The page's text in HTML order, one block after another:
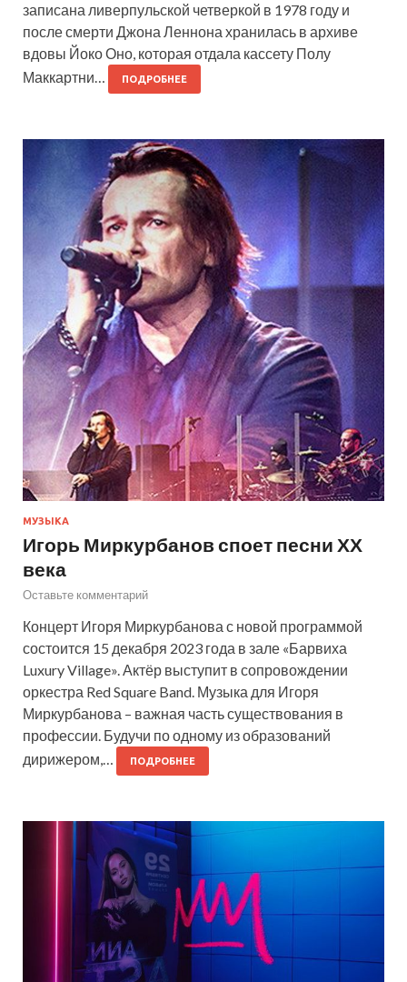
записана ливерпульской четверкой в 1978 году и
после смерти Джона Леннона хранилась в архиве
вдовы Йоко Оно, которая отдала кассету Полу
Маккартни…
ПОДРОБНЕЕ
МУЗЫКА
Игорь Миркурбанов споет песни ХХ
века
Оставьте комментарий
Концерт Игоря Миркурбанова с новой программой
состоится 15 декабря 2023 года в зале «Барвиха
Luxury Village». Актёр выступит в сопровождении
оркестра Red Square Band. Музыка для Игоря
Миркурбанова – важная часть существования в
профессии. Будучи по одному из образований
дирижером,…
ПОДРОБНЕЕ